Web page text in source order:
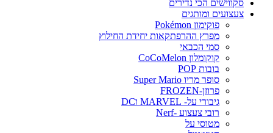
סקווישים הכי נדירים
צעצועים ומותגים
פוקימון Pokémon
מפרץ ההרפתקאות יחידת החילוץ
סמי הכבאי
קוקומלון CoCoMelon
בובות POP
סופר מריו Super Mario
פרוזן-FROZEN
גיבורי על- MARVEL וDC
רובי צעצוע -Nerf
מטוסי על